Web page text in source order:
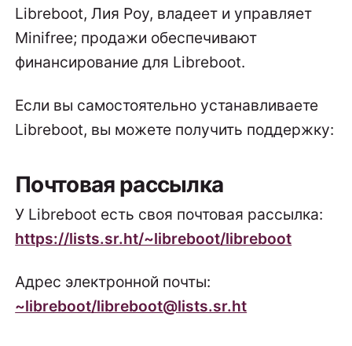
Libreboot, Лия Роу, владеет и управляет
Minifree; продажи обеспечивают
финансирование для Libreboot.
Если вы самостоятельно устанавливаете
Libreboot, вы можете получить поддержку:
Почтовая рассылка
У Libreboot есть своя почтовая рассылка:
https://lists.sr.ht/~libreboot/libreboot
Адрес электронной почты:
~libreboot/libreboot@lists.sr.ht